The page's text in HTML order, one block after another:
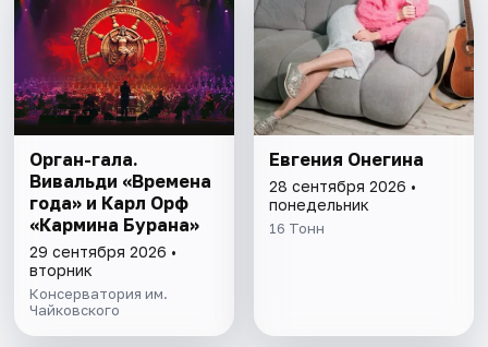
Орган-гала.
Вивальди «Времена
года» и Карл Орф
«Кармина Бурана»
29 сентября 2026 •
вторник
Консерватория им.
Чайковского
Евгения Онегина
28 сентября 2026 •
понедельник
16 Тонн